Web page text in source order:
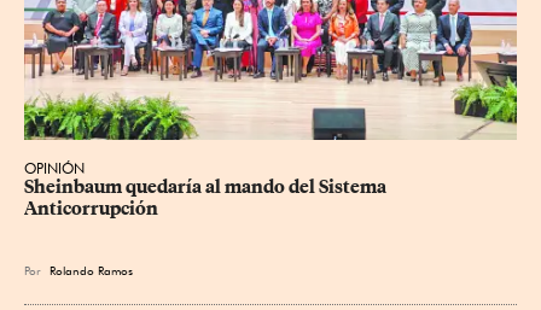
OPINIÓN
Sheinbaum quedaría al mando del Sistema
Anticorrupción
Por Rolando Ramos